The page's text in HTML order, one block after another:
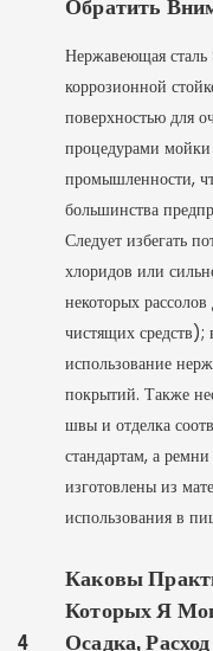
Обратить
Нержавеющая
коррозионной
поверхностью для
процедурами
промышленности,
большинства
Следует избегать
хлоридов или
некоторых
чистящих средств);
использование
покрытий. Также
швы и отделка
стандартам, а
изготовлены из
использования в
4
Каковы
Которых Я
Осадка,